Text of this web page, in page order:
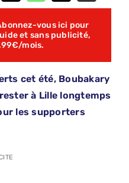
vous ici pour
et sans publicité,
mois.
cet été, Boubakary
à Lille longtemps
les supporters